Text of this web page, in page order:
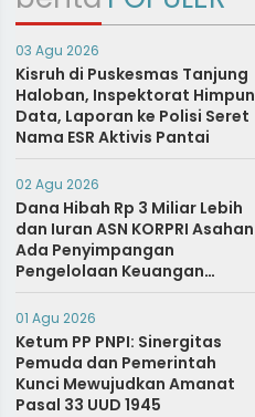
03 Agu 2026
Kisruh di Puskesmas Tanjung
Haloban, Inspektorat Himpun
Data, Laporan ke Polisi Seret
Nama ESR Aktivis Pantai
02 Agu 2026
Dana Hibah Rp 3 Miliar Lebih
dan Iuran ASN KORPRI Asahan
Ada Penyimpangan
Pengelolaan Keuangan
Dipertanyakan, Aparat
Diminta Segera Usut
01 Agu 2026
Ketum PP PNPI: Sinergitas
Pemuda dan Pemerintah
Kunci Mewujudkan Amanat
Pasal 33 UUD 1945